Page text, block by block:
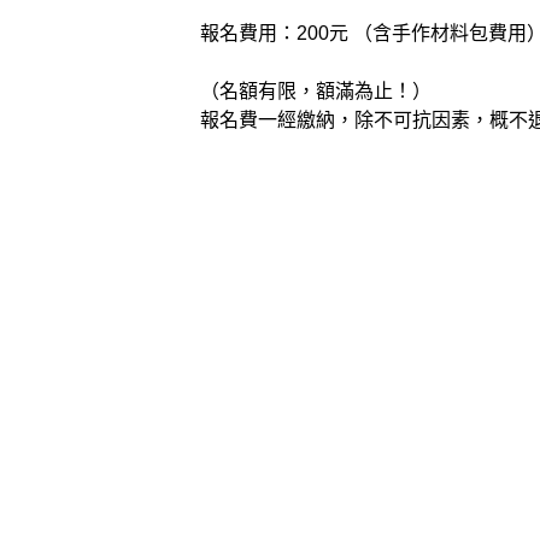
報名費用：200元 （含手作材料包費用）
（名額有限，額滿為止！）
報名費一經繳納，除不可抗因素，概不